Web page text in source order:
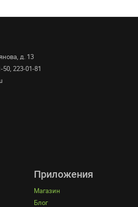
д. 13
223-01-81
Приложения
Магазин
Блог